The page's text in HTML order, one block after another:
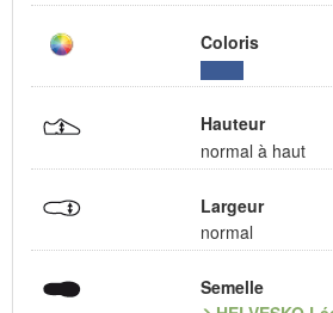
Coloris
Hauteur
normal à haut
Largeur
normal
Semelle